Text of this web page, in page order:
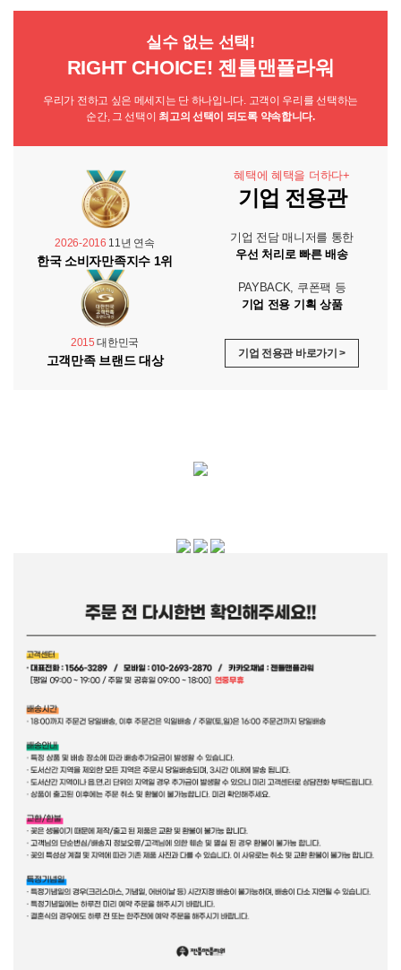
실수 없는 선택!
RIGHT CHOICE! 젠틀맨플라워
우리가 전하고 싶은 메세지는 단 하나입니다. 고객이 우리를 선택하는
순간, 그 선택이 최고의 선택이 되도록 약속합니다.
2026-2016 11년 연속
한국 소비자만족지수 1위
2015 대한민국
고객만족 브랜드 대상
혜택에 혜택을 더하다+
기업 전용관
기업 전담 매니저를 통한
우선 처리로 빠른 배송
PAYBACK, 쿠폰팩 등
기업 전용 기획 상품
기업 전용관 바로가기 >